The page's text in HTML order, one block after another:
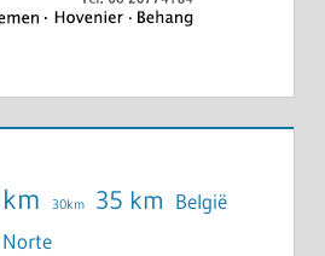
30km 35 km België